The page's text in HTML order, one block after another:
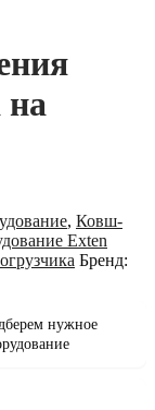
на
, Ковш-
Exten
Бренд:
нужное